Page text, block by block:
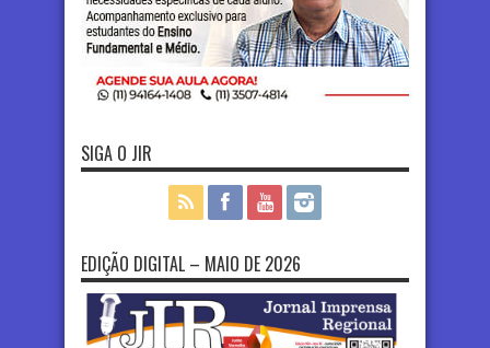
SIGA O JIR
EDIÇÃO DIGITAL – MAIO DE 2026